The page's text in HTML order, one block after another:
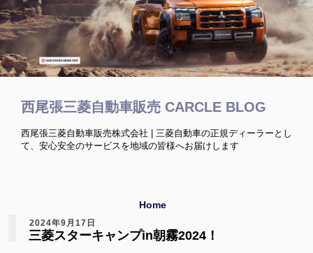
西尾張三菱自動車販売 CARCLE BLOG
西尾張三菱自動車販売株式会社 | 三菱自動車の正規ディーラーとし
て、安心安全のサービスを地域の皆様へお届けします
Home
2024年9月17日
三菱スターキャンプin朝霧2024！